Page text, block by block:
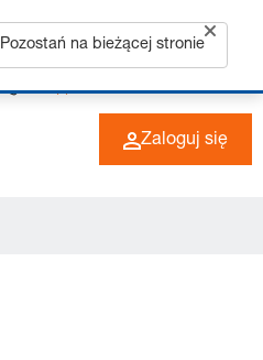
+49 (0) 6266 73-0 PL
Zaloguj się
Pozostań na bieżącej stronie